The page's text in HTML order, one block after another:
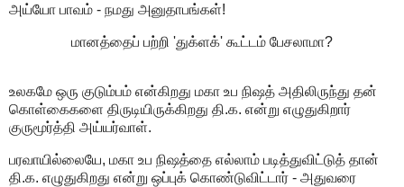
அய்யோ பாவம் - நமது அனுதாபங்கள்!
மானத்தைப் பற்றி 'துக்ளக்' கூட்டம் பேசலாமா?
உலகமே ஒரு குடும்பம் என்கிறது மகா உப நிஷத் அதிலிருந்து தன்
கொள்கைகளை திருடியிருக்கிறது தி.க. என்று எழுதுகிறார்
குருமூர்த்தி அய்யர்வாள்.
பரவாயில்லையே, மகா உப நிஷத்தை எல்லாம் படித்துவிட்டுத் தான்
தி.க. எழுதுகிறது என்று ஒப்புக் கொண்டுவிட்டார் - அதுவரை